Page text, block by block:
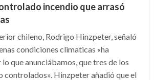
incendio que arrasó
chileno, Rodrigo Hinzpeter, señaló
condiciones climaticas «ha
que anunciábamos, que tres de los
controlados». Hinzpeter añadió que el